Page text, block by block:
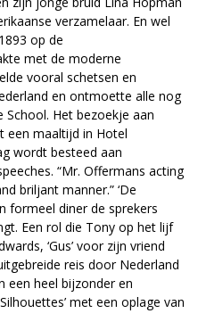
verzamelaar. En wel
op de
met de moderne
vooral schetsen en
en ontmoette alle nog
School. Het bezoekje aan
een maaltijd in Hotel
wordt besteed aan
“Mr. Offermans acting
briljant manner.” ‘De
formeel diner de sprekers
Een rol die Tony op het lijf
‘Gus’ voor zijn vriend
reis door Nederland
een heel bijzonder en
met een oplage van